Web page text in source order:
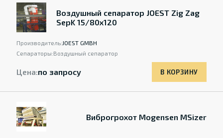
Воздушный сепаратор JOEST Zig Zag
SepK 15/80x120
Производитель:JOEST GMBH
Сепараторы:Воздушный сепаратор
Цена:по запросу В КОРЗИНУ
Виброгрохот Mogensen MSizer